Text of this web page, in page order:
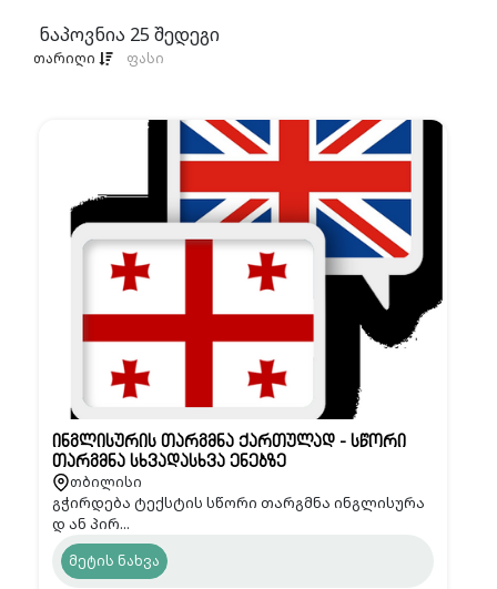
ნაპოვნია 25 შედეგი
თარიღი ფასი
ინგლისურის თარგმნა ქართულად - სწორი
თარგმნა სხვადასხვა ენებზე
თბილისი
გჭირდება ტექსტის სწორი თარგმნა ინგლისურა
დ ან პირ...
მეტის ნახვა